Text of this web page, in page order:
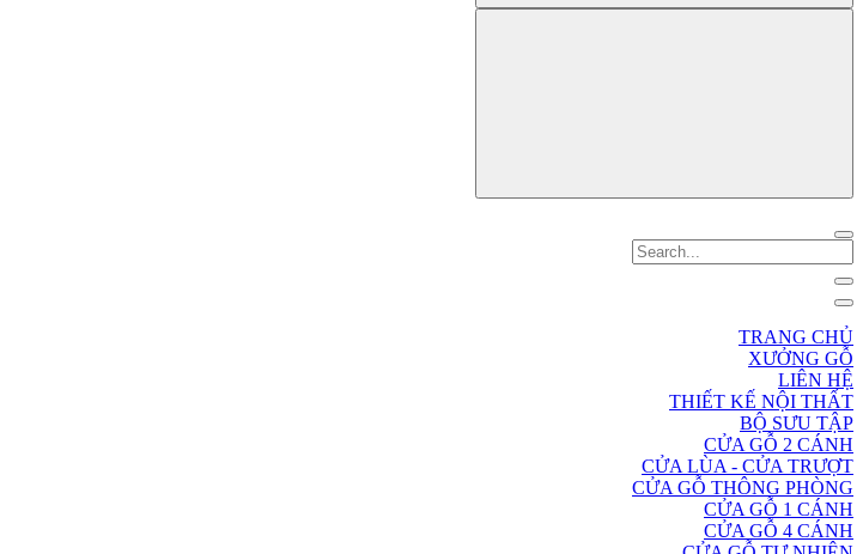
TRANG CHỦ
XƯỞNG GỖ
LIÊN HỆ
THIẾT KẾ NỘI THẤT
BỘ SƯU TẬP
CỬA GỖ 2 CÁNH
CỬA LÙA - CỬA TRƯỢT
CỬA GỖ THÔNG PHÒNG
CỬA GỖ 1 CÁNH
CỬA GỖ 4 CÁNH